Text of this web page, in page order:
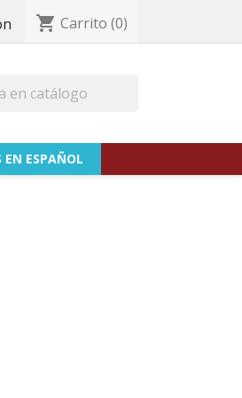
shopping_cart Carrito (0)
EN ESPAÑOL